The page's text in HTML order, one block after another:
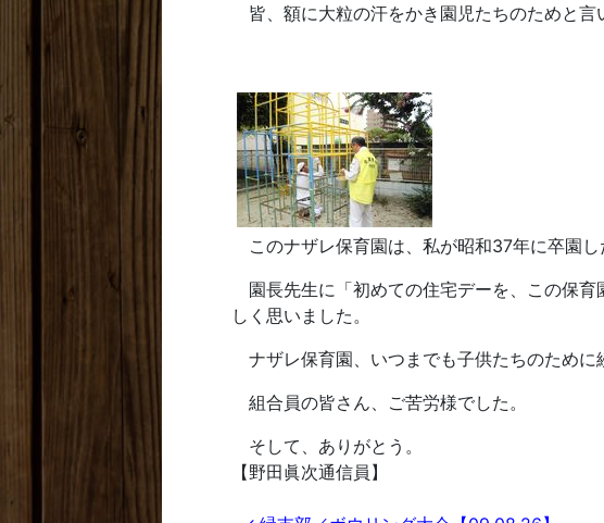
皆、額に大粒の汗をかき園児たちのためと言
このナザレ保育園は、私が昭和37年に卒園し
園長先生に「初めての住宅デーを、この保
しく思いました。
ナザレ保育園、いつまでも子供たちのために
組合員の皆さん、ご苦労様でした。
そして、ありがとう。
【野田眞次通信員】